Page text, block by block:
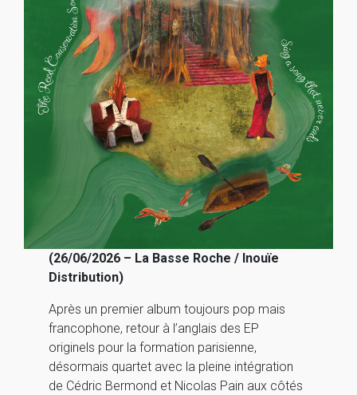
(26/06/2026 – La Basse Roche / Inouïe
Distribution)
Après un premier album toujours pop mais
francophone, retour à l’anglais des EP
originels pour la formation parisienne,
désormais quartet avec la pleine intégration
de Cédric Bermond et Nicolas Pain aux côtés